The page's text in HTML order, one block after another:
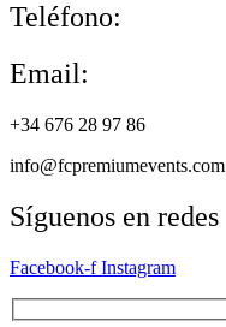
Teléfono:
Email:
+34 676 28 97 86
info@fcpremiumevents.com
Síguenos en redes
Facebook-f Instagram